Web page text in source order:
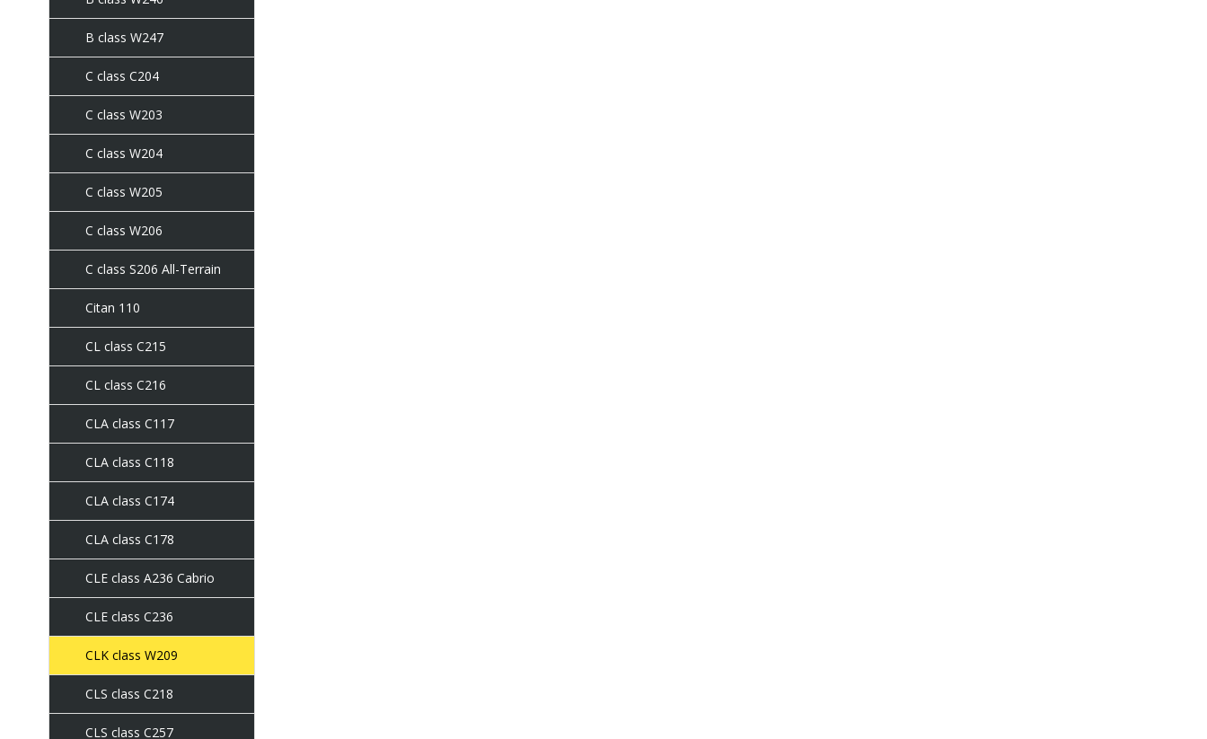
B class W247
C class C204
C class W203
C class W204
C class W205
C class W206
C class S206 All-Terrain
Citan 110
CL class C215
CL class C216
CLA class C117
CLA class C118
CLA class C174
CLA class C178
CLE class A236 Cabrio
CLE class C236
CLK class W209
CLS class C218
CLS class C257